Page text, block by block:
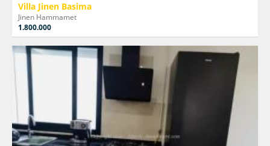
Villa Jinen Basima
Jinen Hammamet
1.800.000